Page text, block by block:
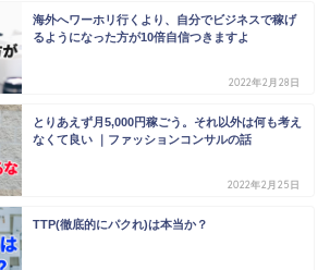
海外へワーホリ行くより、自分でビジネスで稼げ
るようになった方が10倍自信つきますよ
2022年2月28日
とりあえず月5,000円稼ごう。それ以外は何も考え
なくて良い ｜ファッションコンサルの話
2022年2月25日
TTP(徹底的にパクれ)は本当か？